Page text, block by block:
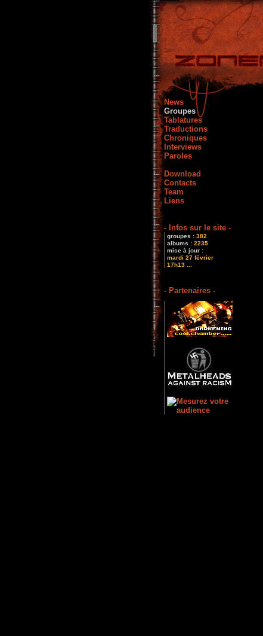
News
Groupes
Tablatures
Traductions
Chroniques
Interviews
Paroles
Download
Contacts
Team
Liens
- Infos sur le site -
groupes : 382
albums : 2235
mise à jour :
mardi 27 février
17h13 ...
- Partenaires -